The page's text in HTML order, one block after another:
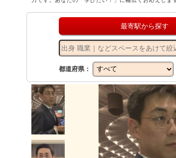
最寄駅から探す
都道府県：